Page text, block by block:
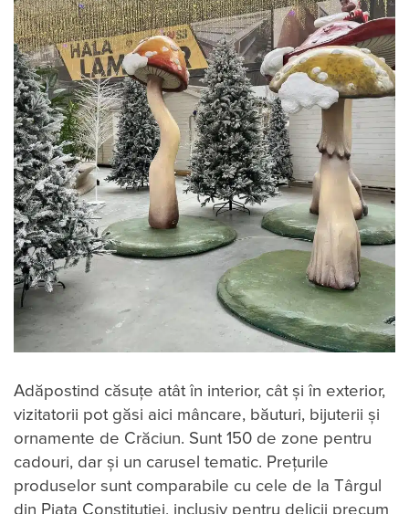
Adăpostind căsuțe atât în interior, cât și în exterior,
vizitatorii pot găsi aici mâncare, băuturi, bijuterii și
ornamente de Crăciun. Sunt 150 de zone pentru
cadouri, dar și un carusel tematic. Prețurile
produselor sunt comparabile cu cele de la Târgul
din Piața Constituției, inclusiv pentru delicii precum